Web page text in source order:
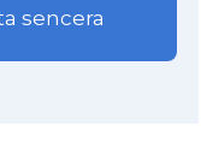
sencera